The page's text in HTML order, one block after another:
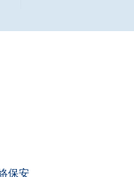
保安